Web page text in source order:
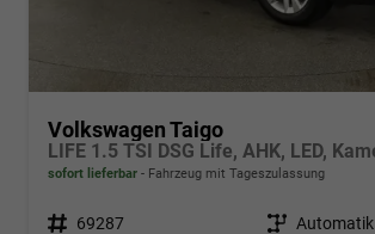
Volkswagen Taigo
sofort lieferbar Fahrzeug mit Tageszulassung
Fahrzeugnr. 69287 Getriebe Automatik